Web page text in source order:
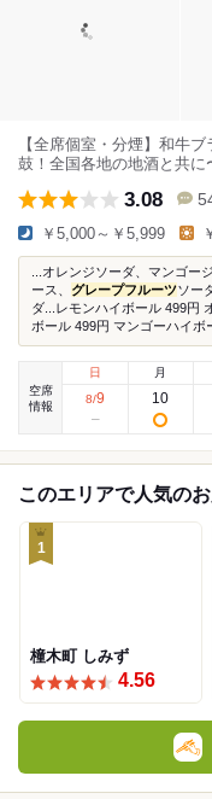
【全席個室・分煙】和牛
鼓！全国各地の地酒と共に
3.08
￥5,000～￥5,999
...オレンジソーダ、マンゴー
ース、 グレープフルーツソー
ダ...レモンハイボール 499円
ボール 499円 マンゴーハイボ
空席
情報
日
8/9
月
10
このエリアで人気の
1
橦木町 しみず
4.56